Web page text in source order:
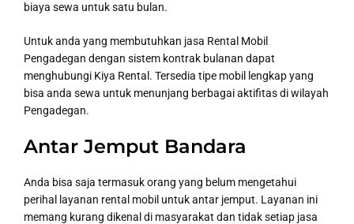
biaya sewa untuk satu bulan.
Untuk anda yang membutuhkan jasa Rental Mobil
Pengadegan dengan sistem kontrak bulanan dapat
menghubungi Kiya Rental. Tersedia tipe mobil lengkap yang
bisa anda sewa untuk menunjang berbagai aktifitas di wilayah
Pengadegan.
Antar Jemput Bandara
Anda bisa saja termasuk orang yang belum mengetahui
perihal layanan rental mobil untuk antar jemput. Layanan ini
memang kurang dikenal di masyarakat dan tidak setiap jasa